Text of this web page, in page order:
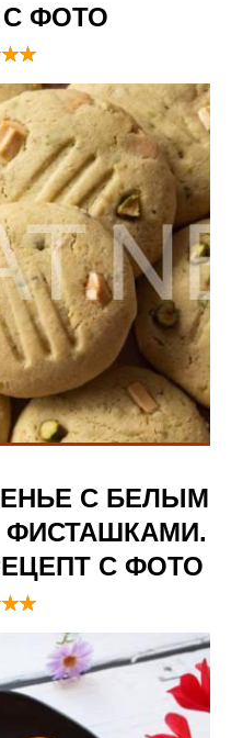
С ФОТО
С БЕЛЫМ
С ФОТО